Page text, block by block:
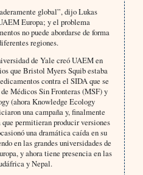
global”, dijo Lukas
Europa; y el problema
no puede abordarse de forma
regiones.
de Yale creó UAEM en
que Bristol Myers Squib estaba
contra el SIDA que se
Médicos Sin Fronteras (MSF) y
(ahora Knowledge Ecology
una campaña y, finalmente
permitieran producir versiones
una dramática caída en su
en las grandes universidades de
y ahora tiene presencia en las
y Nepal.